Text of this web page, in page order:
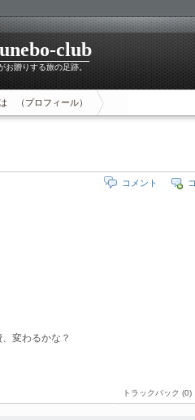
club
贈りする旅の足跡。
（プロフィール）
コメント
変わるかな？
トラックバック (0)